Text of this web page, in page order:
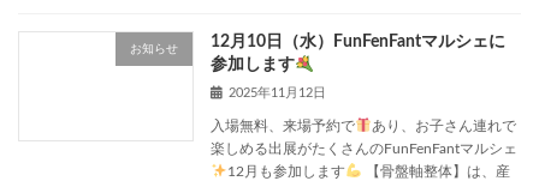
お知らせ
12月10日（水）FunFenFantマルシェに
参加します
2025年11月12日
入場無料、来場予約で
あり、お子さん連れで
楽しめる出展がたくさんのFunFenFantマルシェ
12月も参加します
【骨盤軸整体】は、産